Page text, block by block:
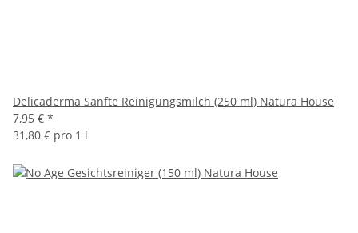
Delicaderma Sanfte Reinigungsmilch (250 ml) Natura House
7,95 € *
31,80 € pro 1 l